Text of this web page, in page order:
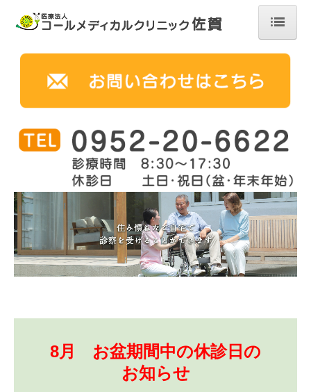
ホーム
クリニック紹介
訪問診療
診療費用のご案内
ACPについて
採用情報（新着）
施設基準・掲示事項
8月　お盆期間中の休診日の
お知らせ